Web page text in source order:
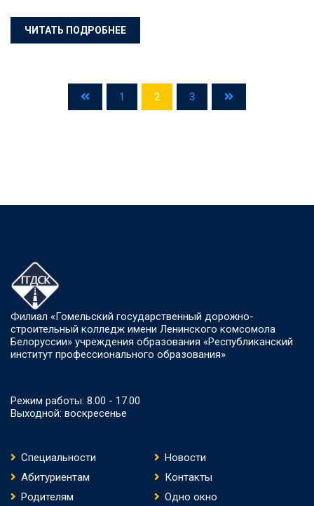
ЧИТАТЬ ПОДРОБНЕЕ
1 2 3
Филиал «Гомельский государственный дорожно-
строительный колледж имени Ленинского комсомола
Белоруссии» учреждения образования «Республиканский
институт профессионального образования»
Режим работы: 8.00 - 17.00
Выходной: воскресенье
Специальности
Новости
Абитуриентам
Контакты
Родителям
Одно окно